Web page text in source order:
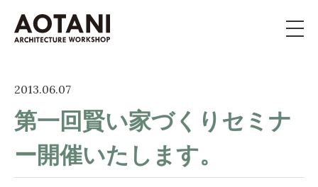
新築・移住・別荘・リノベを
お考えの方へ
施工事例
2013.06.07
第一回賢い家づくりセミナ
ー開催いたします。